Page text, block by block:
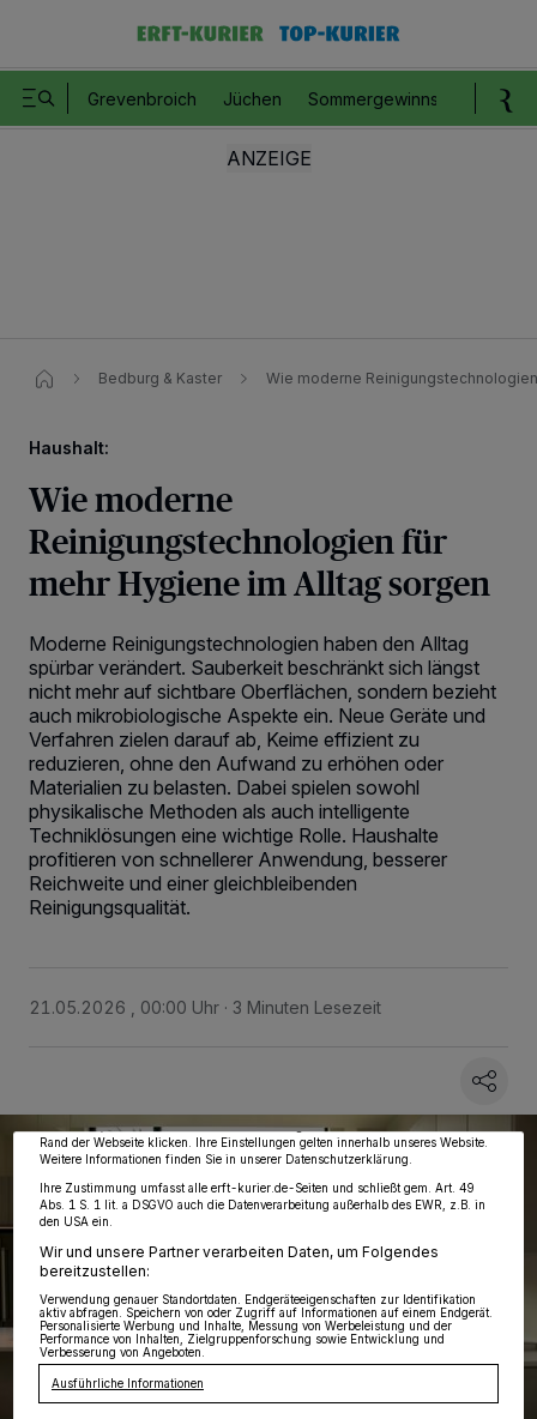
Grevenbroich Jüchen Sommergewinnspiel
Bedburg & Kaster Wie moderne
Haushalt:
Wie moderne
Reinigungstechnologien für
mehr Hygiene im Alltag sorgen
Moderne Reinigungstechnologien haben den Alltag
spürbar verändert. Sauberkeit beschränkt sich längst
nicht mehr auf sichtbare Oberflächen, sondern bezieht
auch mikrobiologische Aspekte ein. Neue Geräte und
Verfahren zielen darauf ab, Keime effizient zu
reduzieren, ohne den Aufwand zu erhöhen oder
Materialien zu belasten. Dabei spielen sowohl
physikalische Methoden als auch intelligente
Techniklösungen eine wichtige Rolle. Haushalte
profitieren von schnellerer Anwendung, besserer
Reichweite und einer gleichbleibenden
Reinigungsqualität.
21.05.2026 , 00:00 Uhr 3 Minuten Lesezeit
Wir und unsere 218-Partner speichern und greifen auf personenbezogene Daten
widerrufen, indem Sie auf den Link Einstellungen oder Ablehnen am unteren
Rand der Webseite klicken. Ihre Einstellungen gelten innerhalb unseres Website.
Weitere Informationen finden Sie in unserer Datenschutzerklärung.
Ihre Zustimmung umfasst alle erft-kurier.de-Seiten und schließt gem. Art. 49
Abs. 1 S. 1 lit. a DSGVO auch die Datenverarbeitung außerhalb des EWR, z.B. in
den USA ein.
Wir und unsere Partner verarbeiten Daten, um Folgendes
bereitzustellen:
Verwendung genauer Standortdaten. Endgeräteeigenschaften zur Identifikation
aktiv abfragen. Speichern von oder Zugriff auf Informationen auf einem Endgerät.
Personalisierte Werbung und Inhalte, Messung von Werbeleistung und der
Performance von Inhalten, Zielgruppenforschung sowie Entwicklung und
Verbesserung von Angeboten.
Ausführliche Informationen